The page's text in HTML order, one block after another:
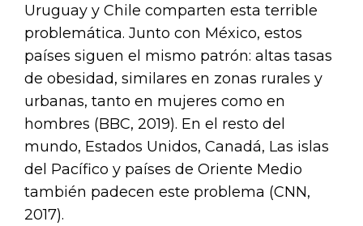
Uruguay y Chile comparten esta terrible
problemática. Junto con México, estos
países siguen el mismo patrón: altas tasas
de obesidad, similares en zonas rurales y
urbanas, tanto en mujeres como en
hombres (BBC, 2019). En el resto del
mundo, Estados Unidos, Canadá, Las islas
del Pacífico y países de Oriente Medio
también padecen este problema (CNN,
2017).